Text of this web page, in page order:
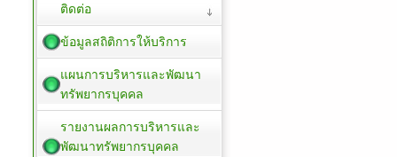
ติดต่อ
ข้อมูลสถิติการให้บริการ
แผนการบริหารและพัฒนา
ทรัพยากรบุคคล
รายงานผลการบริหารและ
พัฒนาทรัพยากรบุคคล